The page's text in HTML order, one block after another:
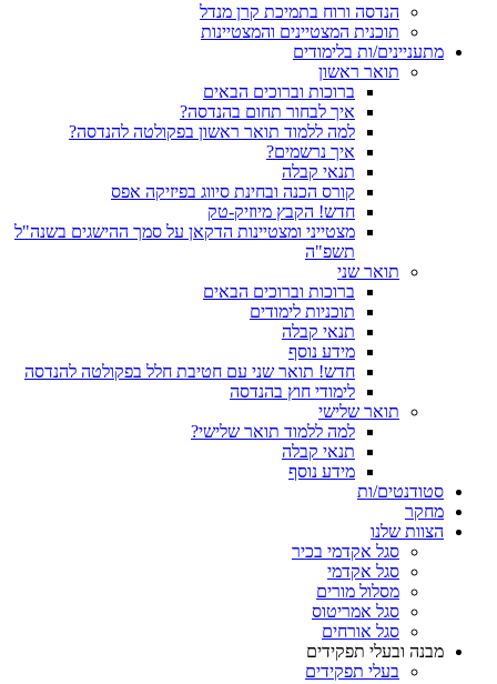
הנדסה ורוח בתמיכת קרן מנדל
תוכנית המצטיינים והמצטיינות
מתעניינים/ות בלימודים
תואר ראשון
ברוכות וברוכים הבאים
איך לבחור תחום בהנדסה?
למה ללמוד תואר ראשון בפקולטה להנדסה?
איך נרשמים?
תנאי קבלה
קורס הכנה ובחינת סיווג בפיזיקה אפס
חדש! הקבץ מיוזיק-טק
מצטייני ומצטיינות הדקאן על סמך ההישגים בשנה"ל
תשפ"ה
תואר שני
ברוכות וברוכים הבאים
תוכניות לימודים
תנאי קבלה
מידע נוסף
חדש! תואר שני עם חטיבת חלל בפקולטה להנדסה
לימודי חוץ בהנדסה
תואר שלישי
למה ללמוד תואר שלישי?
תנאי קבלה
מידע נוסף
סטודנטים/ות
מחקר
הצוות שלנו
סגל אקדמי בכיר
סגל אקדמי
מסלול מורים
סגל אמריטוס
סגל אורחים
מבנה ובעלי תפקידים
בעלי תפקידים